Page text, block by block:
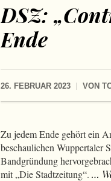
DSZ:
Ende
26. FEBRUAR 2023 VON
Zu jedem Ende gehört ein
beschaulichen Wuppertaler
Bandgründung
mit „Die Stadtzeitung“. …